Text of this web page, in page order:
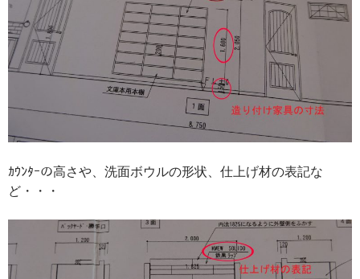
ｶｳﾝﾀｰの高さや、洗面ボウルの形状、仕上げ材の表記な
ど・・・